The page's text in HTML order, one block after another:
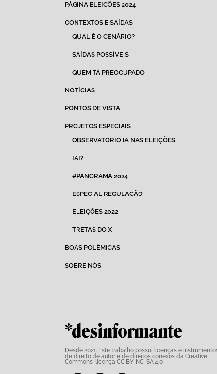
PÁGINA ELEIÇÕES 2024
CONTEXTOS E SAÍDAS
QUAL É O CENÁRIO?
SAÍDAS POSSÍVEIS
QUEM TÁ PREOCUPADO
NOTÍCIAS
PONTOS DE VISTA
PROJETOS ESPECIAIS
OBSERVATÓRIO IA NAS ELEIÇÕES
IAI?
#PANORAMA 2024
ESPECIAL REGULAÇÃO
ELEIÇÕES 2022
TRETAS DO X
BOAS POLÊMICAS
SOBRE NÓS
*desinformante
Desde 2021. Este trabalho possui licenças e
de direito de autor e de direitos conexos da Creative
Commons,
licença CC BY-NC-SA 4.0